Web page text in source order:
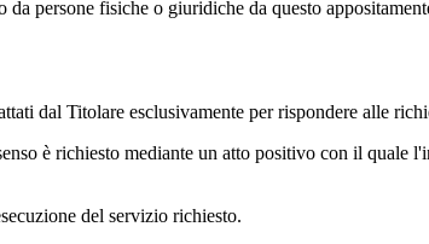
persone fisiche o giuridiche da questo
dal Titolare esclusivamente per rispondere alle
è richiesto mediante un atto positivo con il quale
del servizio richiesto.